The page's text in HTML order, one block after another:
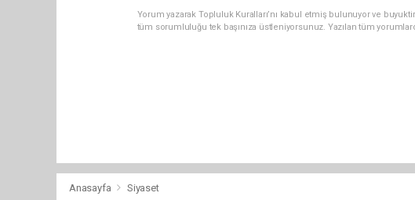
Yorum yazarak Topluluk Kuralları’nı kabul etmiş bulunuyor ve
tüm sorumluluğu tek başınıza üstleniyorsunuz. Yazılan tüm
Anasayfa Siyaset